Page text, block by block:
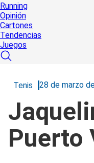
Running
Opinión
Cartones
Tendencias
Juegos
Tenis 28 de marzo
Puerto